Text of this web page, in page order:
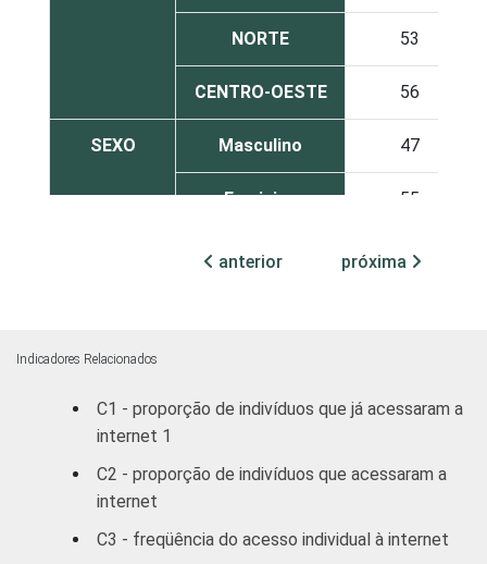
NORTE 53
CENTRO-OESTE 56
SEXO Masculino 47
Feminino 55
Analfabeto /
56
FAIXA
De 16 a 24 anos 54
anterior próxima
Indicadores Relacionados
C1 - proporção de indivíduos que já acessaram a
internet 1
C2 - proporção de indivíduos que acessaram a
internet
C3 - freqüência do acesso individual à internet